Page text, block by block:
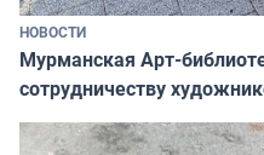
НОВОСТИ
Мурманская Арт-
сотрудничеству